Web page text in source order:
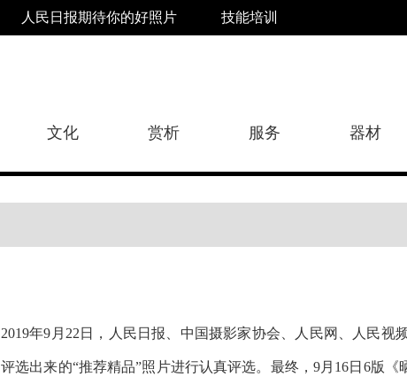
人民日报期待你的好照片 技能培训
文化 赏析 服务 器材
2019年9月22日，人民日报、中国摄影家协会、人民网、人民视
评选出来的“推荐精品”照片进行认真评选。最终，9月16日6版《